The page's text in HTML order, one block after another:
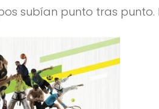
subían punto tras punto.